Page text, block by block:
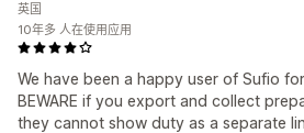
We have been a happy user of Sufio
BEWARE if you export and collect
they cannot show duty as a separate
英国
10年多 人在使用应用